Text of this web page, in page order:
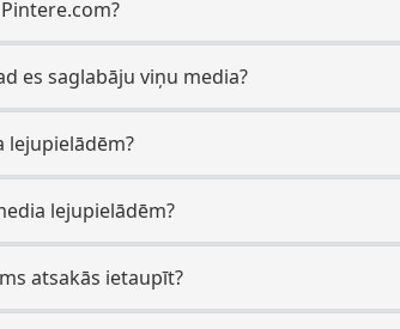
es saglabāju viņu media?
lejupielādēm?
lejupielādēm?
atsakās ietaupīt?